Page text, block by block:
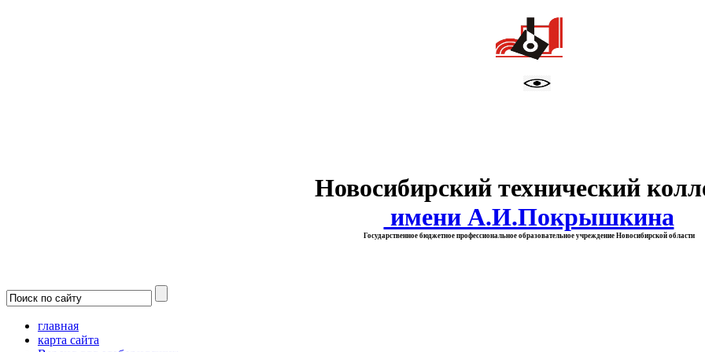
Новосибирский технический
имени А.И.Покрышкина
Государственное бюджетное профессиональное образовательное учреждение Новосибирской области
главная
карта сайта